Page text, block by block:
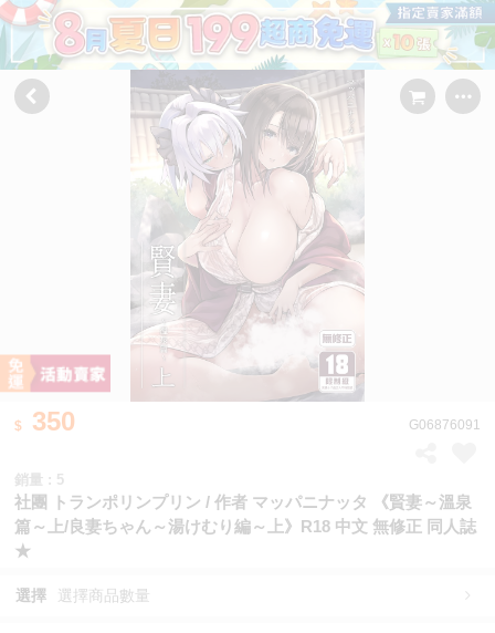
350 G06876091
銷量 : 5
社團 トランポリンプリン / 作者 マッパニナッタ 《賢妻～溫泉
篇～上/良妻ちゃん～湯けむり編～上》R18 中文 無修正 同人誌
★
選擇 選擇商品數量